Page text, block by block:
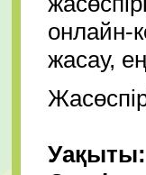
онлайн-
жасау,
Уақыты: